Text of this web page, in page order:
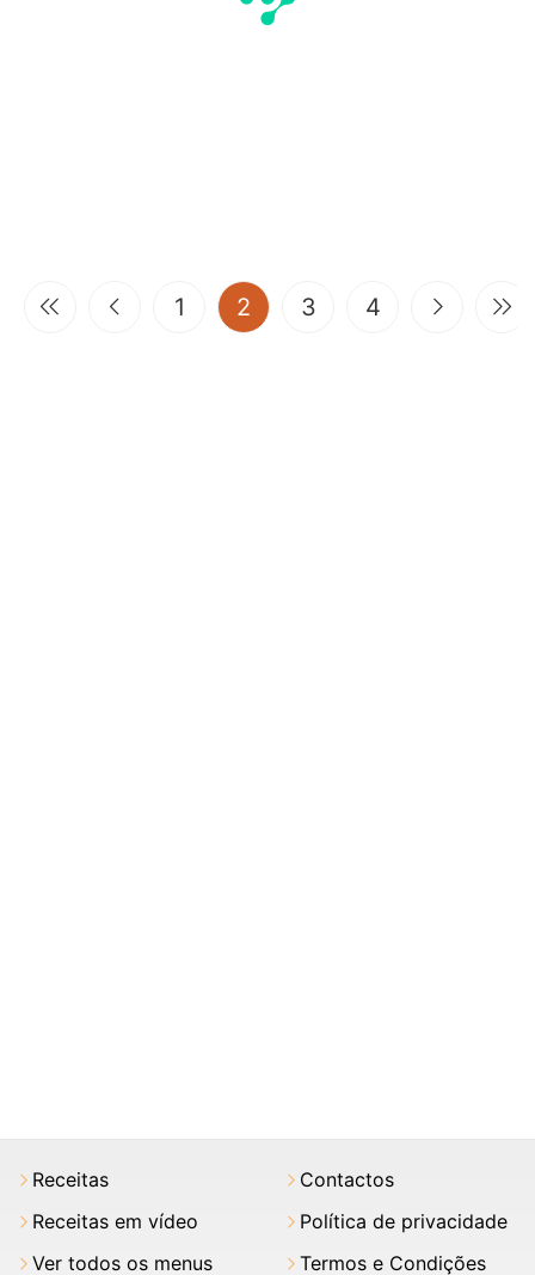
1 2 (current)
3 4
Receitas
Receitas em vídeo
Ver todos os menus
Contactos
Política de privacidade
Termos e Condições